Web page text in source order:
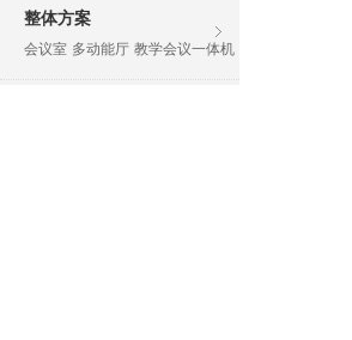
整体方案
会议室 多动能厅 教学会议一体机